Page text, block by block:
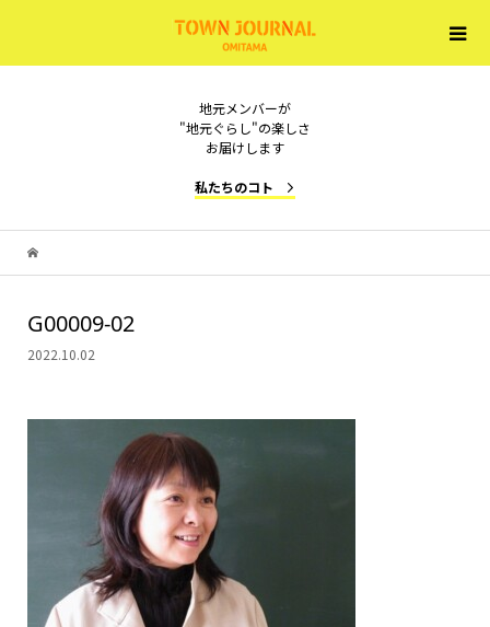
地元メンバーが
"地元ぐらし"の楽しさ
お届けします
私たちのコト
G00009-02
2022.10.02